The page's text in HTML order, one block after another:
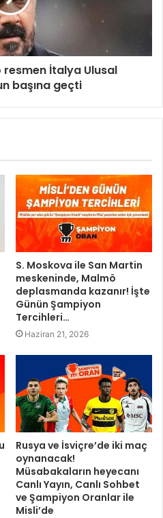
İtalya Ulusal
başına geçti
S. Moskova ile San Martin
meskeninde, Malmö
deplasmanda kazanır! İşte
Günün Şampiyon
Tercihleri…
Haziran 21, 2026
Rusya ve İsviçre’de iki maç
oynanacak!
Müsabakaların heyecanı
Canlı Yayın, Canlı Sohbet
ve Şampiyon Oranlar ile
Misli’de